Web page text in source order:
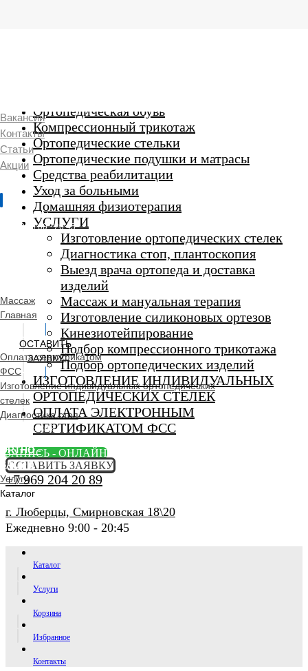
г. Люберцы
Пн-Вс 9:00 - 20:45
салон
Ортопедическая обувь
Компрессионный трикотаж
Ортопедические стельки
Ортопедические подушки и матрасы
Средства реабилитации
Уход за больными
Домашняя физиотерапия
УСЛУГИ
Изготовление ортопедических стелек
Диагностика стоп, плантоскопия
Выезд врача ортопеда и доставка
изделий
Массаж и мануальная терапия
Изготовление силиконовых ортезов
Кинезиотейпирование
Подбор компрессионного трикотажа
Подбор ортопедических изделий
ИЗГОТОВЛЕНИЕ ИНДИВИДУАЛЬНЫХ
ОРТОПЕДИЧЕСКИХ СТЕЛЕК
ОПЛАТА ЭЛЕКТРОННЫМ
СЕРТИФИКАТОМ ФСС
ЗАПИСЬ - ОНЛАЙН
ОСТАВИТЬ ЗАЯВКУ
+7 969 204 20 89
г. Люберцы, Смирновская 18\20
Ежедневно 9:00 - 20:45
Каталог
Услуги
Корзина
Избранное
Контакты
Вакансии
Контакты
Статьи
Акции
Массаж
Главная
ОСТАВИТЬ
ЗАЯВКУ
Оплата сертификатом
ФСС
Изготовление индивидуальных ортопедических
стелек
Диагностика стоп
Ортопедический
ORTHO -
SALON
Услуги
Каталог